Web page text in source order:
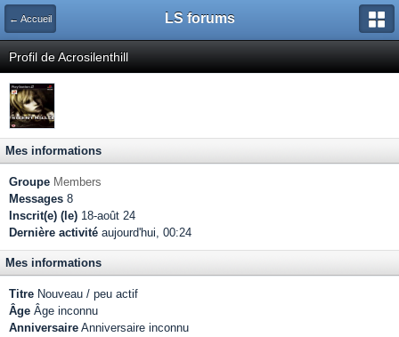
← Accueil LS forums
Profil de Acrosilenthill
Mes informations
Groupe Members
Messages 8
Inscrit(e) (le) 18-août 24
Dernière activité aujourd'hui, 00:24
Mes informations
Titre Nouveau / peu actif
Âge Âge inconnu
Anniversaire Anniversaire inconnu